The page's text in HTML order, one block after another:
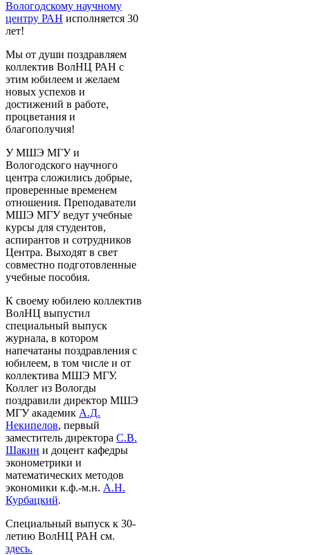
Вологодскому научному
центру РАН исполняется 30
лет!
Мы от души поздравляем
коллектив ВолНЦ РАН с
этим юбилеем и желаем
новых успехов и
достижений в работе,
процветания и
благополучия!
У МШЭ МГУ и
Вологодского научного
центра сложились добрые,
проверенные временем
отношения. Преподаватели
МШЭ МГУ ведут учебные
курсы для студентов,
аспирантов и сотрудников
Центра. Выходят в свет
совместно подготовленные
учебные пособия.
К своему юбилею коллектив
ВолНЦ выпустил
специальный выпуск
журнала, в котором
напечатаны поздравления с
юбилеем, в том числе и от
коллектива МШЭ МГУ.
Коллег из Вологды
поздравили директор МШЭ
МГУ академик А.Д.
Некипелов, первый
заместитель директора С.В.
Шакин и доцент кафедры
эконометрики и
математических методов
экономики к.ф.-м.н. А.Н.
Курбацкий.
Специальный выпуск к 30-
летию ВолНЦ РАН см.
здесь.